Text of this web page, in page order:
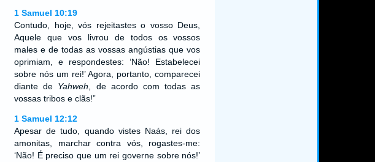
1 Samuel 10:19
Contudo, hoje, vós rejeitastes o vosso Deus,
Aquele que vos livrou de todos os vossos
males e de todas as vossas angústias que vos
oprimiam, e respondestes: ‘Não! Estabelecei
sobre nós um rei!’ Agora, portanto, comparecei
diante de Yahweh , de acordo com todas as
vossas tribos e clãs!”
1 Samuel 12:12
Apesar de tudo, quando vistes Naás, rei dos
amonitas, marchar contra vós, rogastes-me:
‘Não! É preciso que um rei governe sobre nós!’